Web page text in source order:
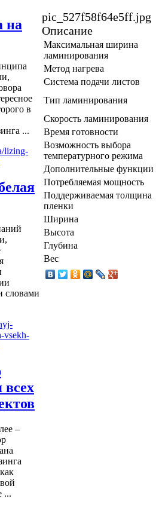
на
в
...
словами
всех
–
...
pic_527f58f64e5ff.jpg
Описание
Максимальная ширина
ламинирования
Метод нагрева
Система подачи листов
Тип ламинирования
Скорость ламинирования
Время готовности
Возможность выбора
температурного режима
Дополнительные функции
Потребляемая мощность
Поддерживаемая толщина
пленки
Ширина
Высота
Глубина
Вес